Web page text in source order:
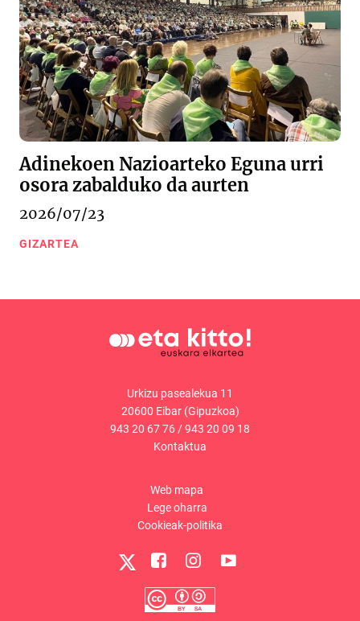
Adinekoen Nazioarteko Eguna urri
osora zabalduko da aurten
2026/07/23
GIZARTEA
Urkizu pasealekua 11
20600 Eibar (Gipuzkoa)
943 20 67 76/943 20 09 18
Kontaktua
Web mapa
Lege oharra
Cookieak-politika